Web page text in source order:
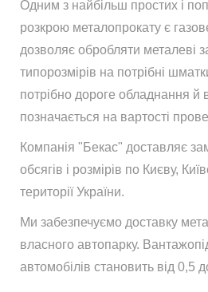
Одним з найбільш простих і
розкрою металопрокату є
дозволяє обробляти металеві
типорозмірів на потрібні
потрібно дороге обладнання й
позначається на вартості
Компанія "Бекас" доставляє
обсягів і розмірів по Києву,
території України.
Ми забезпечуємо доставку
власного автопарку.
автомобілів становить від 0,5